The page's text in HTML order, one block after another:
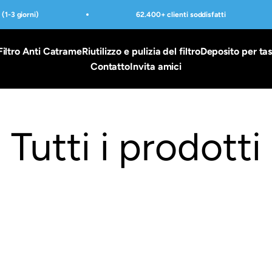
(1-3 giorni) 62.400+ clienti soddisfatti
Anti CatrameRiutilizzo e pulizia del filtroDeposito per
ContattoInvita amici
Tutti i prodotti